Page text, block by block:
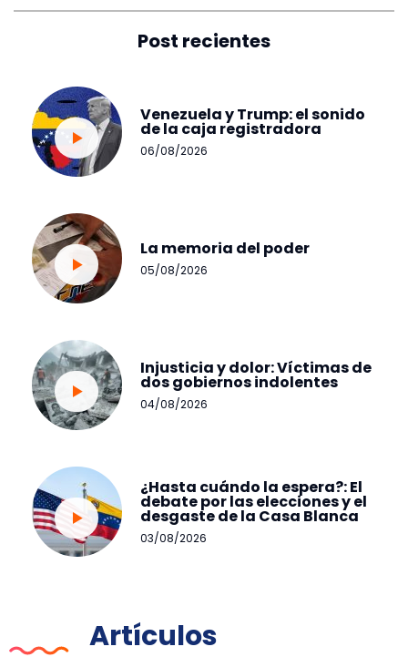
Post recientes
Venezuela y Trump: el sonido
de la caja registradora
06/08/2026
La memoria del poder
05/08/2026
Injusticia y dolor: Víctimas de
dos gobiernos indolentes
04/08/2026
¿Hasta cuándo la espera?: El
debate por las elecciones y el
desgaste de la Casa Blanca
03/08/2026
Artículos